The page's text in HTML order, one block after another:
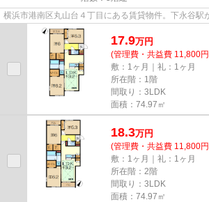
横浜市港南区丸山台４丁目にある賃貸物件。下永谷駅
17.9万円
(管理費・共益費 11,800
敷：1ヶ月｜礼：1ヶ月
所在階：1階
間取り：3LDK
面積：74.97㎡
18.3万円
(管理費・共益費 11,800
敷：1ヶ月｜礼：1ヶ月
所在階：2階
間取り：3LDK
面積：74.97㎡